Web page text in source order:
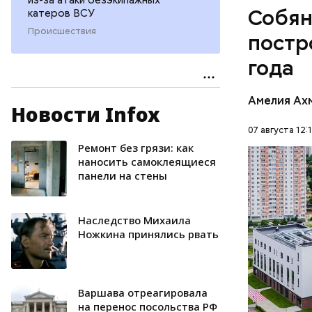
катеров ВСУ
Происшествия
Новости Infox
Ремонт без грязи: как
наносить самоклеящиеся
панели на стены
Наследство Михаила
Ножкина принялись рвать
Варшава отреагировала
на перенос посольства РФ
года
Амелия
07 августа
скорой